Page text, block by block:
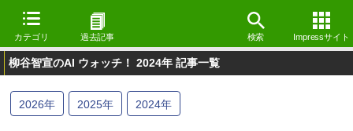
カテゴリ 過去記事 検索 Impressサイト
柳谷智宣のAI ウォッチ！ 2024年 記事一覧
2026年 2025年 2024年